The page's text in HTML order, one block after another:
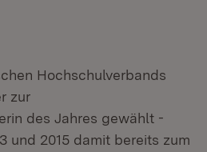
Hochschulverbands
zur
des Jahres gewählt -
und 2015 damit bereits zum